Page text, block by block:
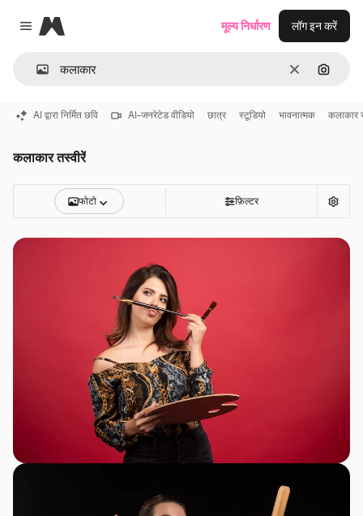
Close menu
Magnific
साफ़ इमेज से
मूल्य निर्धारण लॉग इन करें
AI द्वारा निर्मित छवि AI-जनरेटेड वीडियो छात्र स्टूडियो भावनात्मक कलाकार
कलाकार तस्वीरें
फोटो फ़िल्टर